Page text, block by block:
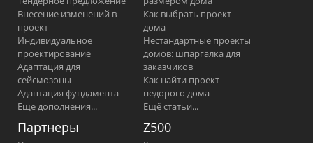
Внесение изменений в
проект
Индивидуальное
проектирование
Адаптация для
сейсмозоны
Адаптация фундамента
Еще дополнения...
Как выбрать проект
дома
Нестандартные проекты
домов: шпаргалка для
заказчиков
Как найти проект
недорого дома
Ещё статьи...
Партнеры Z500